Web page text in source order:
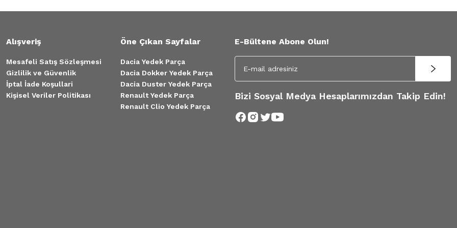
Ön Sağ
Alışveriş
Mesafeli Satış Sözleşmesi
Gizlilik ve Güvenlik
İptal İade Koşullari
Kişisel Veriler Politikası
Öne Çıkan Sayfalar
Dacia Yedek Parça
Dacia Dokker Yedek Parça
Dacia Duster Yedek Parça
Renault Yedek Parça
Renault Clio Yedek Parça
E-Bültene Abone Olun!
Bizi Sosyal Medya Hesaplarımızdan Takip Edin!